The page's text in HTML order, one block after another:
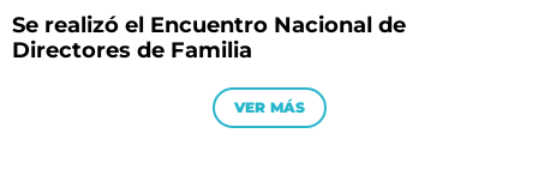
Se realizó el Encuentro Nacional de
Directores de Familia
VER MÁS